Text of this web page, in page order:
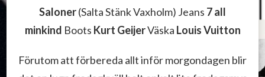
Saloner(Salta Stänk Vaxholm) Jeans 7 all
minkind Boots Kurt GeijerVäska Louis Vuitton
Förutom att förbereda allt inför morgondagen blir